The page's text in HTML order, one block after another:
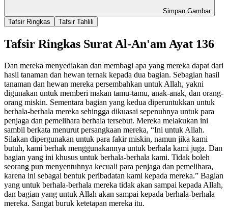
Simpan Gambar
Tafsir Ringkas
Tafsir Tahlili
Tafsir Ringkas Surat Al-An'am Ayat 136
Dan mereka menyediakan dan membagi apa yang mereka dapat dari
hasil tanaman dan hewan ternak kepada dua bagian. Sebagian hasil
tanaman dan hewan mereka persembahkan untuk Allah, yakni
digunakan untuk memberi makan tamu-tamu, anak-anak, dan orang-
orang miskin. Sementara bagian yang kedua diperuntukkan untuk
berhala-berhala mereka sehingga dikuasai sepenuhnya untuk para
penjaga dan pemelihara berhala tersebut. Mereka melakukan ini
sambil berkata menurut persangkaan mereka, “Ini untuk Allah.
Silakan dipergunakan untuk para fakir miskin, namun jika kami
butuh, kami berhak menggunakannya untuk berhala kami juga. Dan
bagian yang ini khusus untuk berhala-berhala kami. Tidak boleh
seorang pun menyentuhnya kecuali para penjaga dan pemelihara,
karena ini sebagai bentuk peribadatan kami kepada mereka.” Bagian
yang untuk berhala-berhala mereka tidak akan sampai kepada Allah,
dan bagian yang untuk Allah akan sampai kepada berhala-berhala
mereka. Sangat buruk ketetapan mereka itu.